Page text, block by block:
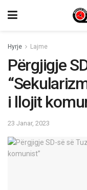
Hyrje Lajme
Përgjigje
i llojit
23 Janar, 2023